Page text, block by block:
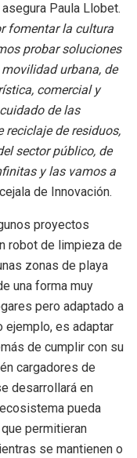
asegura Paula Llobet.
fomentar la cultura
probar soluciones
urbana, de
comercial y
de las
reciclaje de residuos,
sector público, de
y las vamos a
de Innovación.
proyectos
robot de limpieza de
zonas de playa
una forma muy
pero adaptado a
ejemplo, es adaptar
de cumplir con su
cargadores de
desarrollará en
pueda
permitieran
se mantienen o